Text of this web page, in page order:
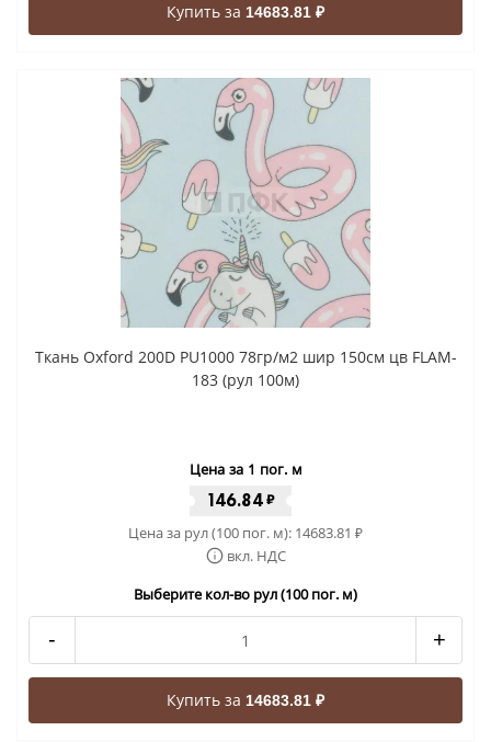
Купить за 14683.81 ₽
Ткань Oxford 200D PU1000 78гр/м2 шир 150см цв FLAM-
183 (рул 100м)
Цена за 1 пог. м
146.84 ₽
Цена за рул (100 пог. м): 14683.81 ₽
вкл. НДС
Выберите кол-во рул (100 пог. м)
- +
Купить за 14683.81 ₽